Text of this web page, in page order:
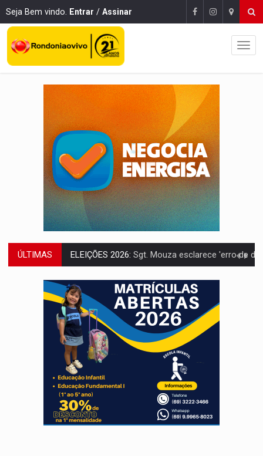
Seja Bem vindo. Entrar / Assinar
ÚLTIMAS JUDICIÁRIO:Sinjur parabeniza servidores pelo adicional de incentivo com
Publicação Legal:AVISO DE LICITAÇÃO: Pregão Eletrônico Nº 12/2026
BR-364:Polícia apreende mais de uma tonelada de drogas em fundo
EMOCIONE: PRESENTES: Confira os sorteados na promoção
VOVÔ LADRÃO:Idoso é filmado furtando bicicleta na frente
JUSTIÇA: Comarca de Nova Mamoré terá seu primeiro
ADAILTON FÚRIA: Assessoria denuncia suposto ataque com perfis
VÍDEO:Motoboy de delivery sofre fratura após mulher